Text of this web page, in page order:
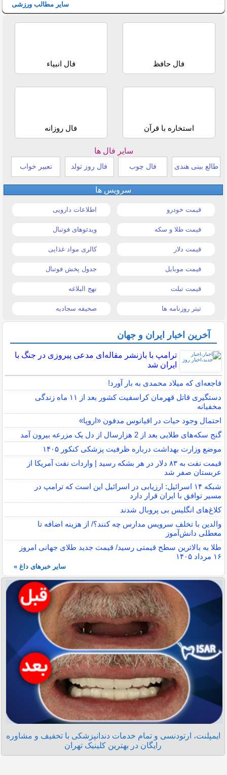
سایر مطالب ورزشی
فال حافظ فال انبیاء
استخاره با قرآن فال روزانه
سایر فال ها
طالع بینی هندی فال چوب فال روز تولد تعبیر خواب
سرویس ها
قیمت خودرو اطلاعات دارویی
قیمت طلا و سکه ویدئوهای فوتبال
قیمت دلار کالری مواد غذایی
قیمت موبایل جدول پخش فوتبال
قیمت تبلت نهج البلاغه
تیتر روزنامه ها صحیفه سجادیه
آخرین اخبار ایران و جهان
ترامپ با بازنشر مقاله‌ای مدعی پیروزی در جنگ با
ایران شد
فاجعه‌ای که میلاد محمدی به بار آورد!
دستگیری قاتل قهرمان کراسفیت کشور بعد از ۱۱ ماه زندگی
مخفیانه
احتمال وجود حیات در اقیانوس مدفون «اروپا»
گنج سکه‌های طلایی بعد از 2 هزارسال از دل یک مزرعه بیرون آمد
موضع وزارت بهداشت درباره ظرفیت پزشکی کنکور ۱۴۰۵
قیمت نفت به ۸۳ دلار در هر بشکه رسید | واردات نفت آمریکا از
عربستان صفر شد
شبکه ۱۴ اسرائیل: ارزیابی در اسرائیل این است که ترامپ در
مسیر توافق با ایران قرار دارد
کلاغ‌های انگلیس بی پروبال شدند
والدین با تخلف سرویس مدارس چه کنند؟/ از هزینه اضافه تا
معطلی دانش‌آموز
طلا به بالاترین سطح قیمتی رسید/ قیمت جدید طلای جهانی امروز
۱۶ مرداد ۱۴۰۵
سایر خبرهای داغ »
ایمپلنت، ارتودنسی و تمام خدمات دندانپزشکی با تخفیف و مشاوره
رایگان در بهترین کلینیک تهران